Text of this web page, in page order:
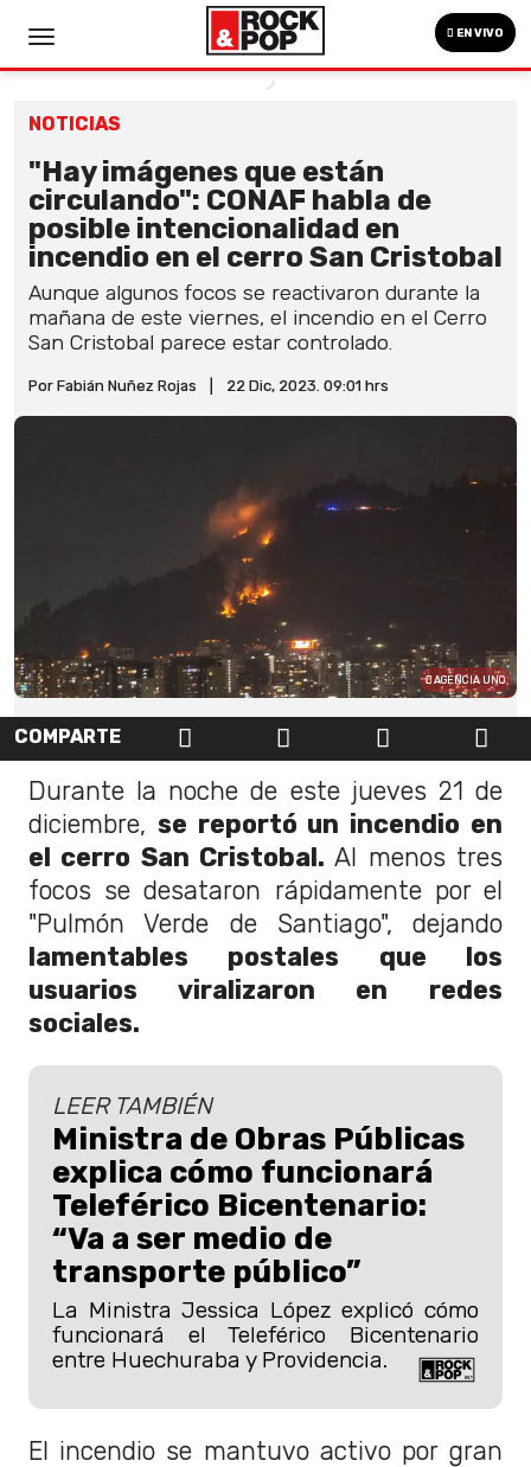
EN VIVO
NOTICIAS
"Hay imágenes que están
circulando": CONAF habla de
posible intencionalidad en
incendio en el cerro San Cristobal
Aunque algunos focos se reactivaron durante la
mañana de este viernes, el incendio en el Cerro
San Cristobal parece estar controlado.
Por Fabián Nuñez Rojas 22 Dic, 2023. 09:01 hrs
AGENCIA UNO
COMPARTE
Durante la noche de este jueves 21 de
diciembre, se reportó un incendio en
el cerro San Cristobal. Al menos tres
focos se desataron rápidamente por el
"Pulmón Verde de Santiago", dejando
lamentables postales que los
usuarios viralizaron en redes
sociales.
LEER TAMBIÉN
Ministra de Obras Públicas
explica cómo funcionará
Teleférico Bicentenario:
“Va a ser medio de
transporte público”
La Ministra Jessica López explicó cómo
funcionará el Teleférico Bicentenario
entre Huechuraba y Providencia.
El incendio se mantuvo activo por gran